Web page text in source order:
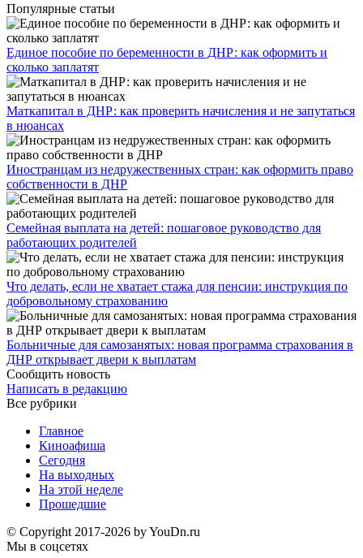
Популярные статьи
Единое пособие по беременности в ДНР: как оформить и
сколько заплатят
​Маткапитал в ДНР: как проверить начисления и не запутаться
в нюансах
Иностранцам из недружественных стран: как оформить право
собственности в ДНР
Семейная выплата на детей: пошаговое руководство для
работающих родителей
Что делать, если не хватает стажа для пенсии: инструкция по
добровольному страхованию
Больничные для самозанятых: новая программа страхования в
ДНР открывает двери к выплатам
Сообщить новость
Написать в редакцию
Все рубрики
Главное
Киноафиша
Сегодня
На выходных
На этой неделе
Прошедшие
© Copyright 2017-2026 by YouDn.ru
Мы в соцсетях